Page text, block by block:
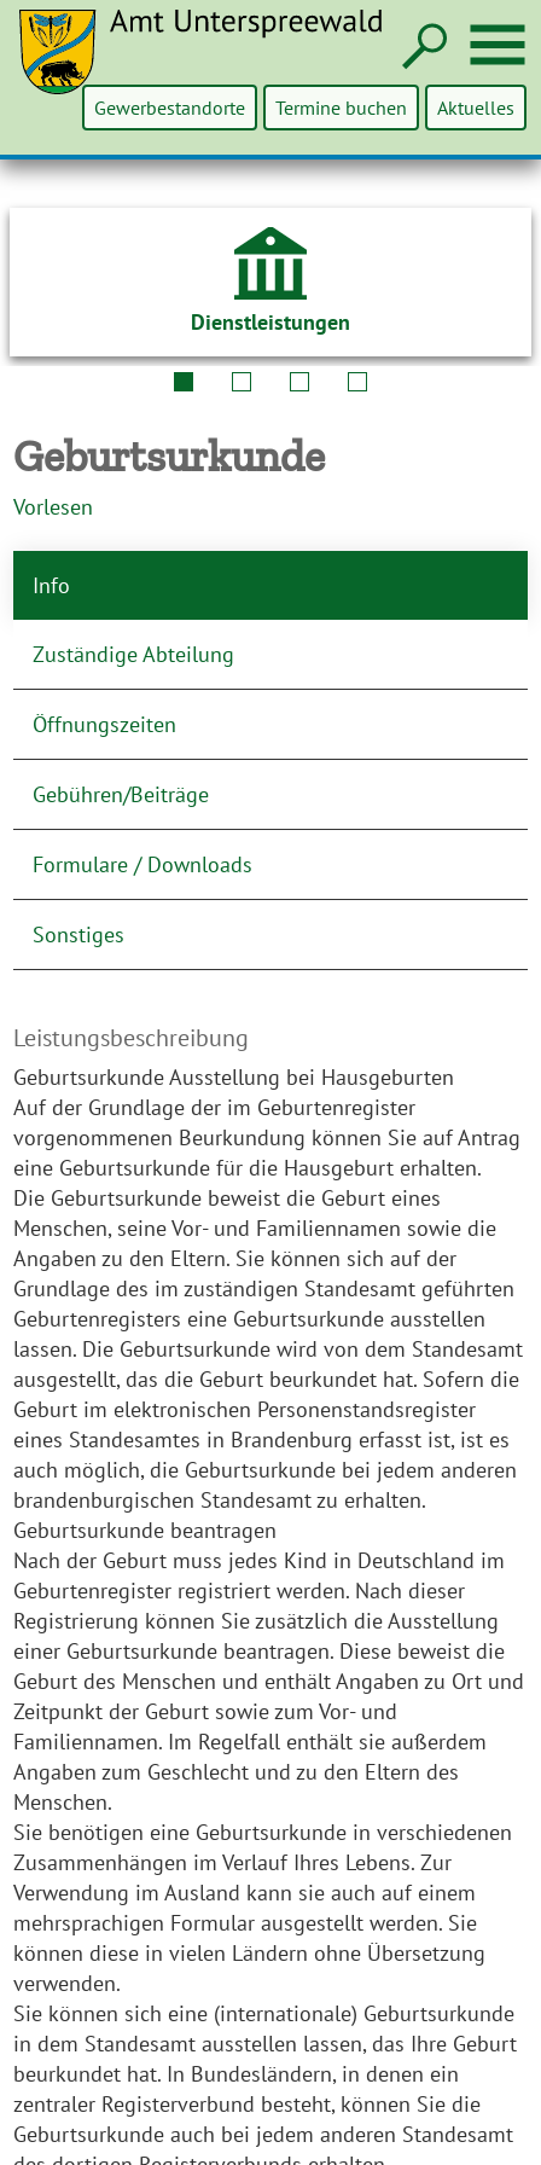
Gewerbestandorte Termine buchen Aktuelles
Dienstleistungen
Geburtsurkunde
Vorlesen
Info
Zuständige Abteilung
Öffnungszeiten
Gebühren/Beiträge
Formulare / Downloads
Sonstiges
Leistungsbeschreibung
Geburtsurkunde Ausstellung bei Hausgeburten
Auf der Grundlage der im Geburtenregister
vorgenommenen Beurkundung können Sie auf Antrag
eine Geburtsurkunde für die Hausgeburt erhalten.
Die Geburtsurkunde beweist die Geburt eines
Menschen, seine Vor- und Familiennamen sowie die
Angaben zu den Eltern. Sie können sich auf der
Grundlage des im zuständigen Standesamt geführten
Geburtenregisters eine Geburtsurkunde ausstellen
lassen. Die Geburtsurkunde wird von dem Standesamt
ausgestellt, das die Geburt beurkundet hat. Sofern die
Geburt im elektronischen Personenstandsregister
eines Standesamtes in Brandenburg erfasst ist, ist es
auch möglich, die Geburtsurkunde bei jedem anderen
brandenburgischen Standesamt zu erhalten.
Geburtsurkunde beantragen
Nach der Geburt muss jedes Kind in Deutschland im
Geburtenregister registriert werden. Nach dieser
Registrierung können Sie zusätzlich die Ausstellung
einer Geburtsurkunde beantragen. Diese beweist die
Geburt des Menschen und enthält Angaben zu Ort und
Zeitpunkt der Geburt sowie zum Vor- und
Familiennamen. Im Regelfall enthält sie außerdem
Angaben zum Geschlecht und zu den Eltern des
Menschen.
Sie benötigen eine Geburtsurkunde in verschiedenen
Zusammenhängen im Verlauf Ihres Lebens. Zur
Verwendung im Ausland kann sie auch auf einem
mehrsprachigen Formular ausgestellt werden. Sie
können diese in vielen Ländern ohne Übersetzung
verwenden.
Sie können sich eine (internationale) Geburtsurkunde
in dem Standesamt ausstellen lassen, das Ihre Geburt
beurkundet hat. In Bundesländern, in denen ein
zentraler Registerverbund besteht, können Sie die
Geburtsurkunde auch bei jedem anderen Standesamt